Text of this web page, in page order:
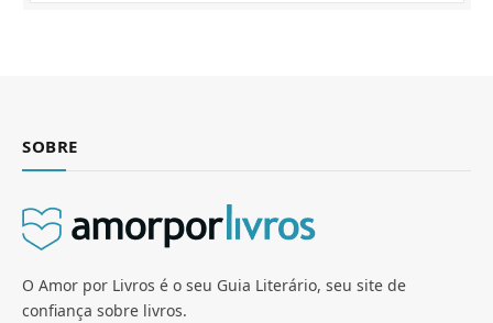
SOBRE
O Amor por Livros é o seu Guia Literário, seu site de
confiança sobre livros.